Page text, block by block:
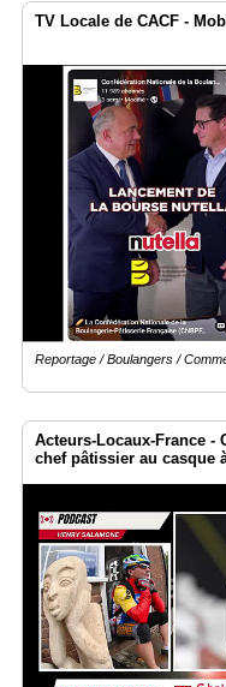
TV Locale de CACF -
Reportage / Boulangers /
Acteurs-Locaux-France -
chef pâtissier au casque